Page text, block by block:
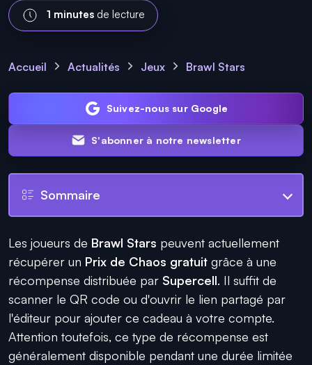
1 minutes de lecture
Accueil Actualités Jeux Brawl Stars
Suivez-nous sur Google
S'abonner à notre newsletter
Sommaire
Les joueurs de Brawl Stars peuvent actuellement
récupérer un Prix de Chaos gratuit grâce à une
récompense distribuée par Supercell. Il suffit de
scanner le QR code ou d'ouvrir le lien partagé par
l'éditeur pour ajouter ce cadeau à votre compte.
Attention toutefois, ce type de récompense est
généralement disponible pendant une durée limitée